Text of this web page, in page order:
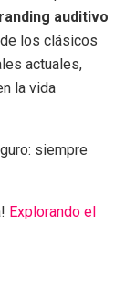
auditivo
los clásicos
actuales,
la vida
siempre
Explorando el